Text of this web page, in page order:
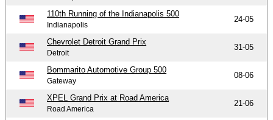
110th Running of the Indianapolis 500
Indianapolis
24-05
Chevrolet Detroit Grand Prix
Detroit
31-05
Bommarito Automotive Group 500
Gateway
08-06
XPEL Grand Prix at Road America
Road America
21-06